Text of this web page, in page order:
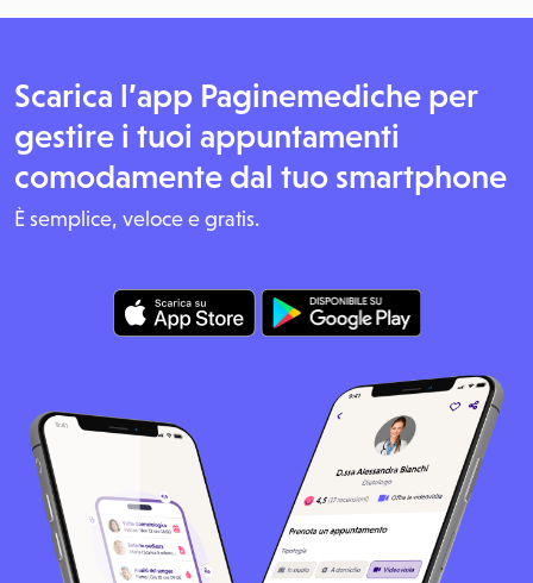
Scarica l’app Paginemediche per
gestire i tuoi appuntamenti
comodamente dal tuo smartphone
È semplice, veloce e gratis.